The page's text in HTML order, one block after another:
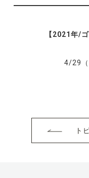
【2021年/
4/29（
ト